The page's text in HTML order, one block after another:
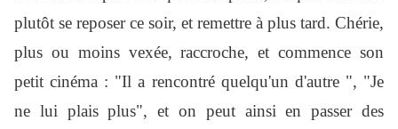
plutôt se reposer ce soir, et remettre à plus tard. Chérie,
plus ou moins vexée, raccroche, et commence son
petit cinéma : "Il a rencontré quelqu'un d'autre ", "Je
ne lui plais plus", et on peut ainsi en passer des